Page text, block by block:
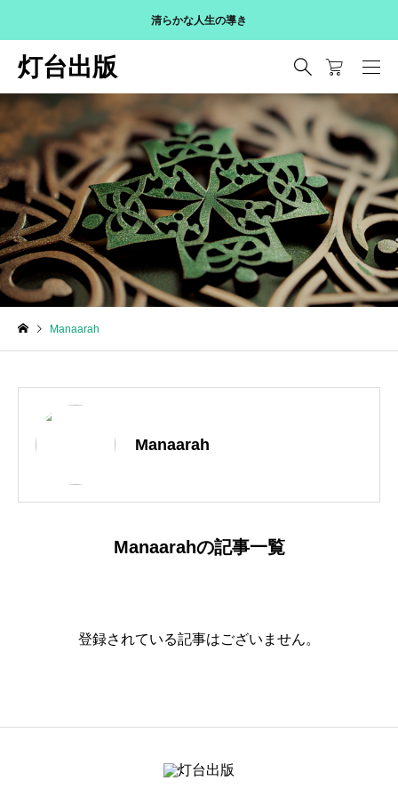
清らかな人生の導き
灯台出版
Blog
Manaarah
Manaarah
Manaarahの記事一覧
登録されている記事はございません。